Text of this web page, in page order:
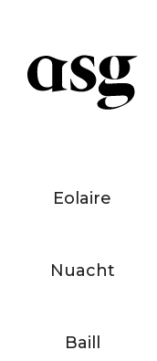
Eolaire
Nuacht
Baill